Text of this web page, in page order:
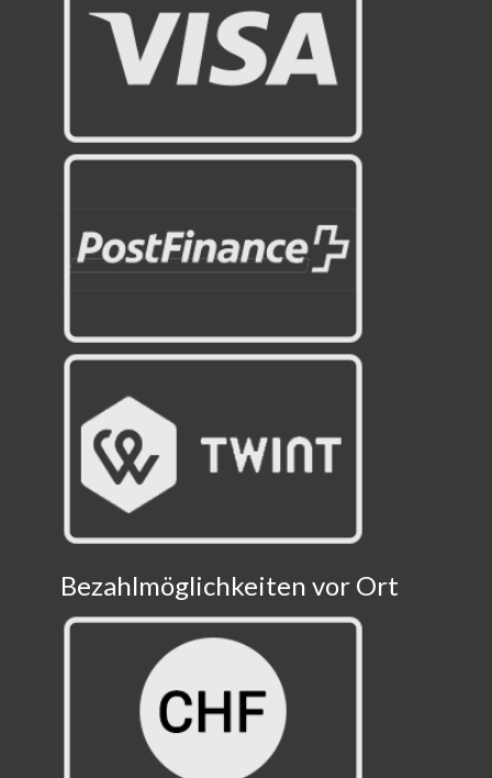
Bezahlmöglichkeiten vor Ort